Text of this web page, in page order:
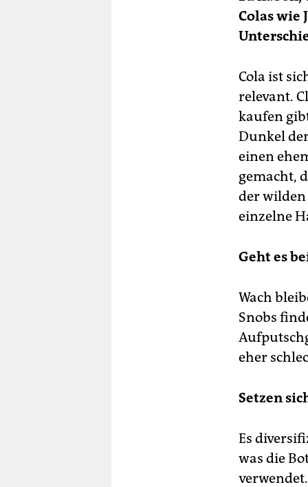
Colas wie
Cola ist
relevant.
kaufen
Dunkel
einen
gemacht,
der wilden
einzelne
Geht es
Wach
Snobs
eher
Setzen
Es
was die